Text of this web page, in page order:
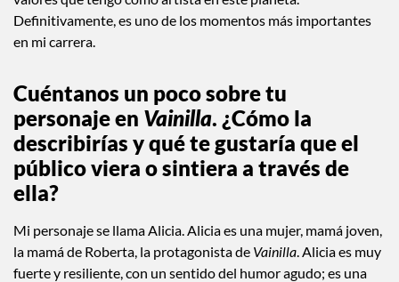
Mayra Hermosillo, nuestra directora y creadora de
por enseñarme que el cine se hace en familia.Vainilla significa
representar a mi país, México, y también representar los
Definitivamente, es uno de los momentos más importantes
en mi carrera.
Cuéntanos un poco sobre tu
personaje en
público viera o sintiera a través de
ella?